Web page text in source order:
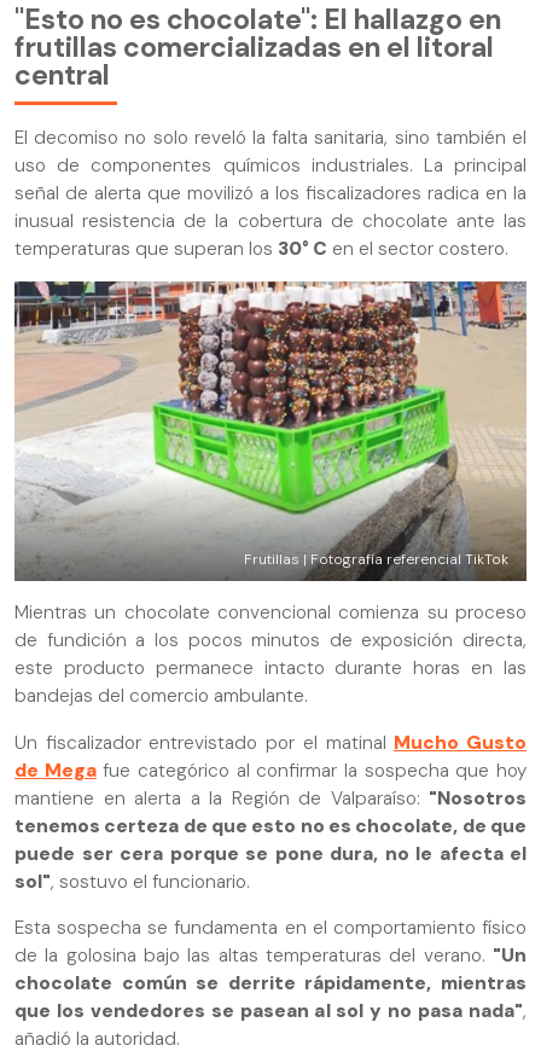
"Esto no es chocolate": El hallazgo en
frutillas comercializadas en el litoral
central
El decomiso no solo reveló la falta sanitaria, sino también el
uso de componentes químicos industriales. La principal
señal de alerta que movilizó a los fiscalizadores radica en la
inusual resistencia de la cobertura de chocolate ante las
temperaturas que superan los 30° C en el sector costero.
Frutillas | Fotografía referencial TikTok
Mientras un chocolate convencional comienza su proceso
de fundición a los pocos minutos de exposición directa,
este producto permanece intacto durante horas en las
bandejas del comercio ambulante.
Un fiscalizador entrevistado por el matinal Mucho Gusto
de Megafue categórico al confirmar la sospecha que hoy
mantiene en alerta a la Región de Valparaíso: "Nosotros
tenemos certeza de que esto no es chocolate, de que
puede ser cera porque se pone dura, no le afecta el
sol", sostuvo el funcionario.
Esta sospecha se fundamenta en el comportamiento físico
de la golosina bajo las altas temperaturas del verano. "Un
chocolate común se derrite rápidamente, mientras
que los vendedores se pasean al sol y no pasa nada",
añadió la autoridad.